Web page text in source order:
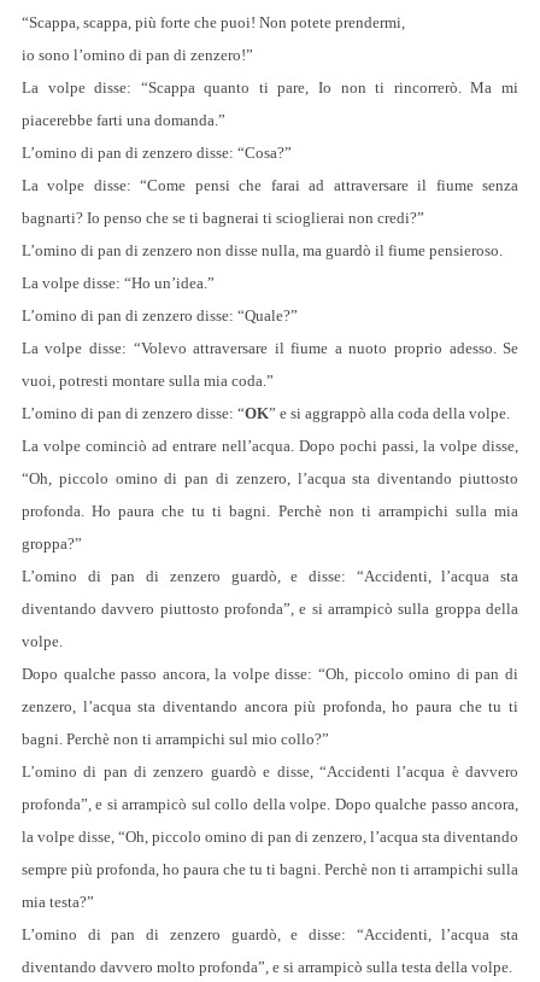
“Scappa, scappa, più forte che puoi! Non potete prendermi,
io sono l’omino di pan di zenzero!”
La volpe disse: “Scappa quanto ti pare, Io non ti rincorrerò. Ma mi
piacerebbe farti una domanda.”
L’omino di pan di zenzero disse: “Cosa?”
La volpe disse: “Come pensi che farai ad attraversare il fiume senza
bagnarti? Io penso che se ti bagnerai ti scioglierai non credi?”
L’omino di pan di zenzero non disse nulla, ma guardò il fiume pensieroso.
La volpe disse: “Ho un’idea.”
L’omino di pan di zenzero disse: “Quale?”
La volpe disse: “Volevo attraversare il fiume a nuoto proprio adesso. Se
vuoi, potresti montare sulla mia coda.”
L’omino di pan di zenzero disse: “OK” e si aggrappò alla coda della volpe.
La volpe cominciò ad entrare nell’acqua. Dopo pochi passi, la volpe disse,
“Oh, piccolo omino di pan di zenzero, l’acqua sta diventando piuttosto
profonda. Ho paura che tu ti bagni. Perchè non ti arrampichi sulla mia
groppa?”
L’omino di pan di zenzero guardò, e disse: “Accidenti, l’acqua sta
diventando davvero piuttosto profonda”, e si arrampicò sulla groppa della
volpe.
Dopo qualche passo ancora, la volpe disse: “Oh, piccolo omino di pan di
zenzero, l’acqua sta diventando ancora più profonda, ho paura che tu ti
bagni. Perchè non ti arrampichi sul mio collo?”
L’omino di pan di zenzero guardò e disse, “Accidenti l’acqua è davvero
profonda”, e si arrampicò sul collo della volpe. Dopo qualche passo ancora,
la volpe disse, “Oh, piccolo omino di pan di zenzero, l’acqua sta diventando
sempre più profonda, ho paura che tu ti bagni. Perchè non ti arrampichi sulla
mia testa?”
L’omino di pan di zenzero guardò, e disse: “Accidenti, l’acqua sta
diventando davvero molto profonda”, e si arrampicò sulla testa della volpe.